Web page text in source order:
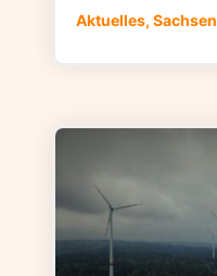
Aktuelles, Sachsen